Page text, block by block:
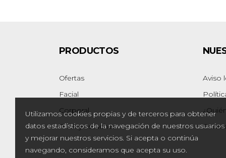
Utilizamos cookies propias y de terceros para obtener
datos estadísticos de la navegación de nuestros usuarios
y mejorar nuestros servicios. Si acepta o continúa
navegando, consideramos que acepta su uso.
PRODUCTOS
Ofertas
Facial
Corporal
Pack y estuches
Aviso